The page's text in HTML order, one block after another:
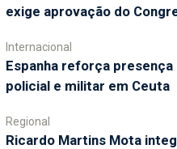
exige aprovação do
Internacional
Espanha reforça presença
policial e militar em Ceuta
Regional
Ricardo Martins Mota